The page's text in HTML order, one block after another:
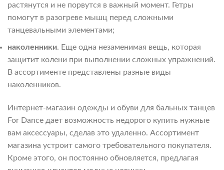
растянутся и не порвутся в важный момент. Гетры
помогут в разогреве мышц перед сложными
танцевальными элементами;
наколенники. Еще одна незаменимая вещь, которая
защитит колени при выполнении сложных упражнений.
В ассортименте представлены разные виды
наколенников.
Интернет-магазин одежды и обуви для бальных танцев
For Dance дает возможность недорого купить нужные
вам аксессуары, сделав это удаленно. Ассортимент
магазина устроит самого требовательного покупателя.
Кроме этого, он постоянно обновляется, предлагая